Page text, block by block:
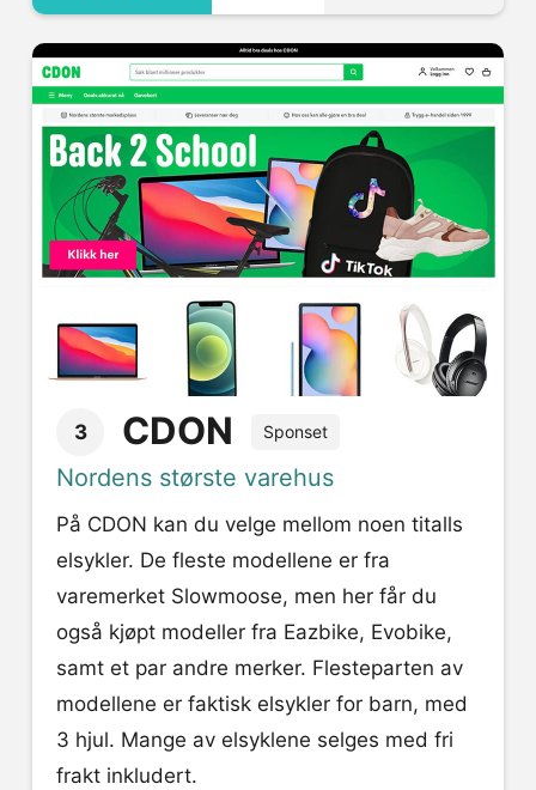
3 CDON Sponset
Nordens største varehus
På CDON kan du velge mellom noen titalls
elsykler. De fleste modellene er fra
varemerket Slowmoose, men her får du
også kjøpt modeller fra Eazbike, Evobike,
samt et par andre merker. Flesteparten av
modellene er faktisk elsykler for barn, med
3 hjul. Mange av elsyklene selges med fri
frakt inkludert.